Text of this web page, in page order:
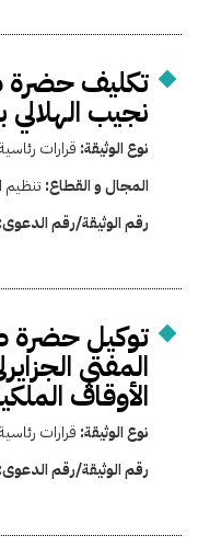
تكليف حضرة
نجيب الهلالي
نوع الوثيقة: قرارات
المجال و القطاع: تنظيم
رقم الوثيقة/رقم الدعوى:
توكيل حضرة
المفتي
الأوقاف
نوع الوثيقة: قرارات
رقم الوثيقة/رقم الدعوى: